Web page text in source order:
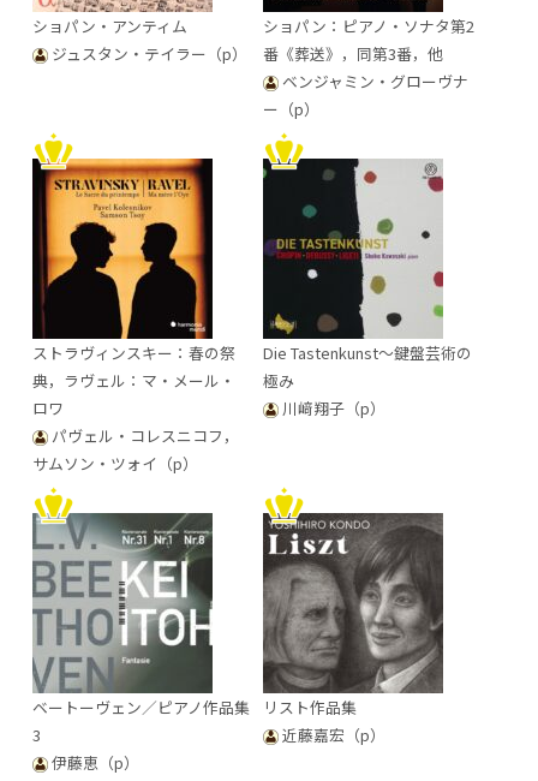
ショパン・アンティム
ジュスタン・テイラー（p）
ショパン：ピアノ・ソナタ第2
番《葬送》，同第3番，他
ベンジャミン・グローヴナ
ー（p）
ストラヴィンスキー：春の祭
典，ラヴェル：マ・メール・
ロワ
パヴェル・コレスニコフ，
サムソン・ツォイ（p）
Die Tastenkunst～鍵盤芸術の
極み
川﨑翔子（p）
ベートーヴェン／ピアノ作品集
3
伊藤恵（p）
リスト作品集
近藤嘉宏（p）